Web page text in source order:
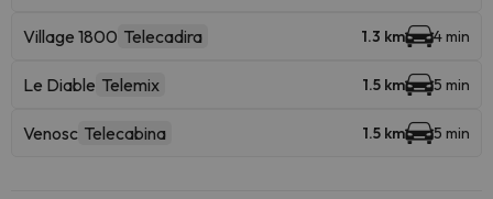
Village 1800 Telecadira 1.3 km 4 min
Le Diable Telemix 1.5 km 5 min
Venosc Telecabina 1.5 km 5 min